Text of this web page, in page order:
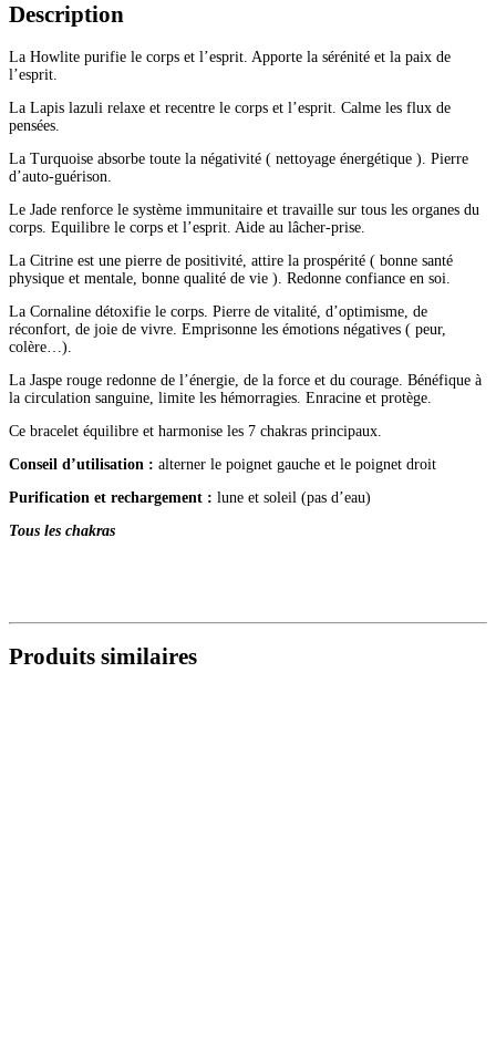
Description
La Howlite purifie le corps et l’esprit. Apporte la sérénité et la paix de
l’esprit.
La Lapis lazuli relaxe et recentre le corps et l’esprit. Calme les flux de
pensées.
La Turquoise absorbe toute la négativité ( nettoyage énergétique ). Pierre
d’auto-guérison.
Le Jade renforce le système immunitaire et travaille sur tous les organes du
corps. Equilibre le corps et l’esprit. Aide au lâcher-prise.
La Citrine est une pierre de positivité, attire la prospérité ( bonne santé
physique et mentale, bonne qualité de vie ). Redonne confiance en soi.
La Cornaline détoxifie le corps. Pierre de vitalité, d’optimisme, de
réconfort, de joie de vivre. Emprisonne les émotions négatives ( peur,
colère…).
La Jaspe rouge redonne de l’énergie, de la force et du courage. Bénéfique à
la circulation sanguine, limite les hémorragies. Enracine et protège.
Ce bracelet équilibre et harmonise les 7 chakras principaux.
Conseil d’utilisation : alterner le poignet gauche et le poignet droit
Purification et rechargement : lune et soleil (pas d’eau)
Tous les chakras
Produits similaires